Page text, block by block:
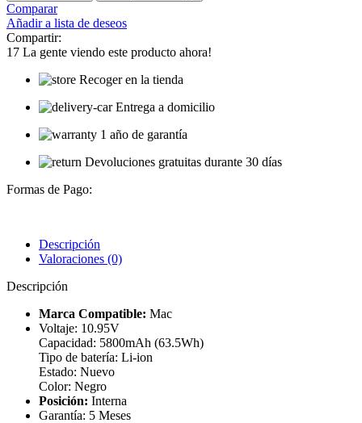
Comparar
Añadir a lista de deseos
Compartir:
17 La gente viendo este producto ahora!
Recoger en la tienda
Entrega a domicilio
1 año de garantía
Devoluciones gratuitas durante 30 días
Formas de Pago:
Descripción
Valoraciones (0)
Descripción
Marca Compatible: Mac
Voltaje: 10.95V
Capacidad: 5800mAh (63.5Wh)
Tipo de batería: Li-ion
Estado: Nuevo
Color: Negro
Posición: Interna
Garantía: 5 Meses